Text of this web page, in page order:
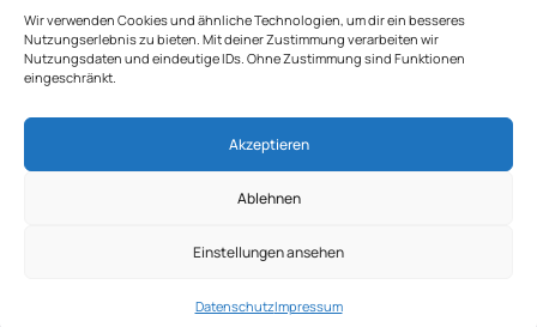
Wir verwenden Cookies und ähnliche Technologien, um dir ein besseres
Nutzungserlebnis zu bieten. Mit deiner Zustimmung verarbeiten wir
Nutzungsdaten und eindeutige IDs. Ohne Zustimmung sind Funktionen
eingeschränkt.
Akzeptieren
Ablehnen
Einstellungen ansehen
DatenschutzImpressum